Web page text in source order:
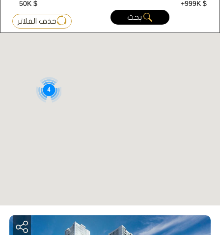
تم انشاء المشروع على مساحة أرض 5.000 م2 يتضمنها
مساحات خضراء وحدائق ومسطحات مائية ويتألف من 4
50K $
+999K $
بحث
حذف الفلاتر
4